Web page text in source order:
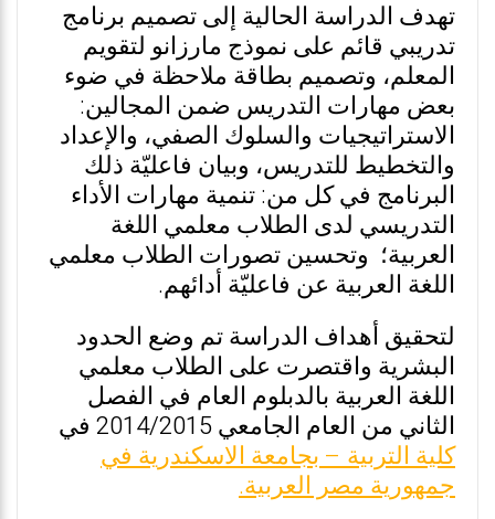
تهدف الدراسة الحالية إلى تصميم برنامج
تدريبي قائم على نموذج مارزانو لتقويم
المعلم، وتصميم بطاقة ملاحظة في ضوء
بعض مهارات التدريس ضمن المجالين:
الاستراتيجيات والسلوك الصفي، والإعداد
والتخطيط للتدريس، وبيان فاعليّة ذلك
البرنامج في كل من: تنمية مهارات الأداء
التدريسي لدى الطلاب معلمي اللغة
العربية؛ وتحسين تصورات الطلاب معلمي
اللغة العربية عن فاعليّة أدائهم.
لتحقيق أهداف الدراسة تم وضع الحدود
البشرية واقتصرت على الطلاب معلمي
اللغة العربية بالدبلوم العام في الفصل
الثاني من العام الجامعي 2014/2015 في
كلية التربية – بجامعة الاسكندرية في
جمهورية مصر العربية.